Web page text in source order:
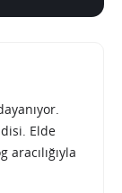
Elde